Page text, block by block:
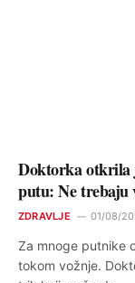
Doktorka otkrila
putu: Ne trebaju
ZDRAVLJE 01/08/
Za mnoge putnike
tokom vožnje.